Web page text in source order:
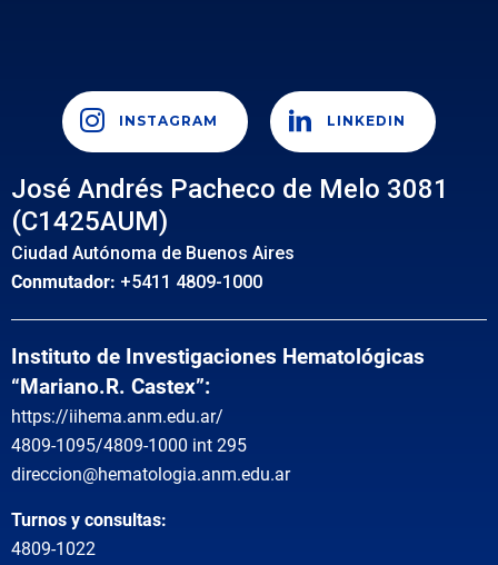
INSTAGRAM LINKEDIN
José Andrés Pacheco de Melo 3081
(C1425AUM)
Ciudad Autónoma de Buenos Aires
Conmutador: +5411 4809-1000
Instituto de Investigaciones Hematológicas
“Mariano.R. Castex”:
https://iihema.anm.edu.ar/
4809-1095/4809-1000 int 295
direccion@hematologia.anm.edu.ar
Turnos y consultas:
4809-1022